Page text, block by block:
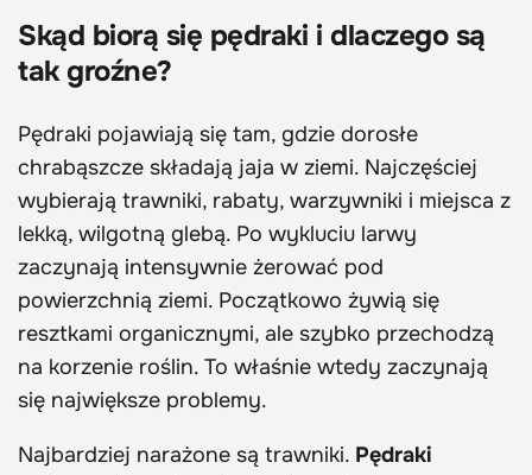
Skąd biorą się pędraki i dlaczego są
tak groźne?
Pędraki pojawiają się tam, gdzie dorosłe
chrabąszcze składają jaja w ziemi. Najczęściej
wybierają trawniki, rabaty, warzywniki i miejsca z
lekką, wilgotną glebą. Po wykluciu larwy
zaczynają intensywnie żerować pod
powierzchnią ziemi. Początkowo żywią się
resztkami organicznymi, ale szybko przechodzą
na korzenie roślin. To właśnie wtedy zaczynają
się największe problemy.
Najbardziej narażone są trawniki. Pędraki